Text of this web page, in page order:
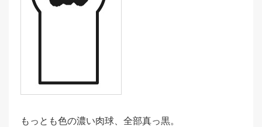
もっとも色の濃い肉球、全部真っ黒。